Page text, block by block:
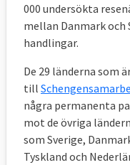
000 undersökta
mellan Danmark och
handlingar.
De 29 länderna som
till
några permanenta
mot de övriga
som Sverige,
Tyskland och